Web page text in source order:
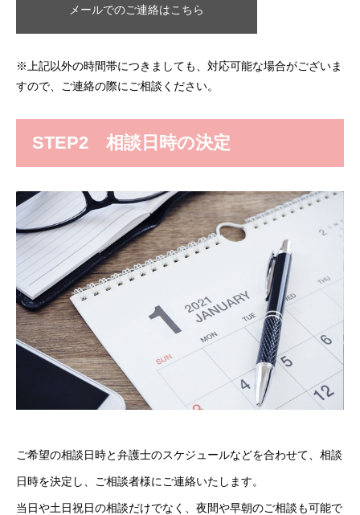
メールでのご連絡はこちら
※上記以外の時間帯につきましても、対応可能な場合がございま
すので、ご連絡の際にご相談ください。
STEP2 相談日時の決定
ご希望の相談日時と弁護士のスケジュールなどを合わせて、相談
日時を決定し、ご相談者様にご連絡いたします。
当日や土日祝日の相談だけでなく、夜間や早朝のご相談も可能で